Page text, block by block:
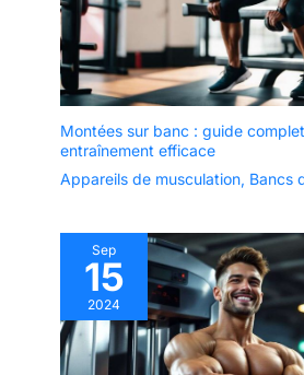
Montées sur banc : guide
entraînement efficace
Appareils de musculation, Bancs
Sep
15
2024